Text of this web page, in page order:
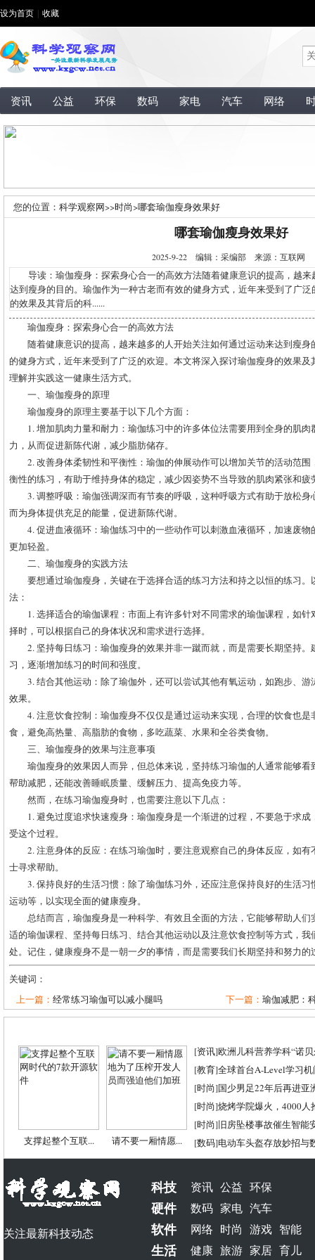
设为首页 收藏
资讯 公益 环保 数码 家电 汽车 网络
您的位置： 科学观察网>>时尚>哪套瑜伽瘦身效果好
哪套瑜伽瘦身效果好
2025-9-22 编辑：采编部 来源：互联网
导读：瑜伽瘦身：探索身心合一的高效方法随着健康意识的提高，越来
达到瘦身的目的。瑜伽作为一种古老而有效的健身方式，近年来受到了广
的效果及其背后的科......
瑜伽瘦身：探索身心合一的高效方法
随着健康意识的提高，越来越多的人开始关注如何通过运动来达到瘦
的健身方式，近年来受到了广泛的欢迎。本文将深入探讨瑜伽瘦身的效果
理解并实践这一健康生活方式。
一、瑜伽瘦身的原理
瑜伽瘦身的原理主要基于以下几个方面：
1. 增加肌肉力量和耐力：瑜伽练习中的许多体位法需要用到全身的肌
力，从而促进新陈代谢，减少脂肪储存。
2. 改善身体柔韧性和平衡性：瑜伽的伸展动作可以增加关节的活动范
衡性的练习，有助于维持身体的稳定，减少因姿势不当导致的肌肉紧张和疲
3. 调整呼吸：瑜伽强调深而有节奏的呼吸，这种呼吸方式有助于放松
而为身体提供充足的能量，促进新陈代谢。
4. 促进血液循环：瑜伽练习中的一些动作可以刺激血液循环，加速废
更加轻盈。
二、瑜伽瘦身的实践方法
要想通过瑜伽瘦身，关键在于选择合适的练习方法和持之以恒的练习
法：
1. 选择适合的瑜伽课程：市面上有许多针对不同需求的瑜伽课程，如
择时，可以根据自己的身体状况和需求进行选择。
2. 坚持每日练习：瑜伽瘦身的效果并非一蹴而就，而是需要长期坚持
习，逐渐增加练习的时间和强度。
3. 结合其他运动：除了瑜伽外，还可以尝试其他有氧运动，如跑步、
效果。
4. 注意饮食控制：瑜伽瘦身不仅仅是通过运动来实现，合理的饮食也
食，避免高热量、高脂肪的食物，多吃蔬菜、水果和全谷类食物。
三、瑜伽瘦身的效果与注意事项
瑜伽瘦身的效果因人而异，但总体来说，坚持练习瑜伽的人通常能够
帮助减肥，还能改善睡眠质量、缓解压力、提高免疫力等。
然而，在练习瑜伽瘦身时，也需要注意以下几点：
1. 避免过度追求快速瘦身：瑜伽瘦身是一个渐进的过程，不要急于求
受这个过程。
2. 注意身体的反应：在练习瑜伽时，要注意观察自己的身体反应，如
士寻求帮助。
3. 保持良好的生活习惯：除了瑜伽练习外，还应注意保持良好的生活
运动等，以实现全面的健康瘦身。
总结而言，瑜伽瘦身是一种科学、有效且全面的方法，它能够帮助人
适的瑜伽课程、坚持每日练习、结合其他运动以及注意饮食控制等方式，
处。记住，健康瘦身不是一朝一夕的事情，而是需要我们长期坚持和努力的
关键词：
上一篇： 经常练习瑜伽可以减小腿吗 下一篇： 瑜伽减肥：
支撑起整个互联... 请不要一厢情愿...
[资讯]欧洲儿科营养学科“诺
[教育]全球首台A-Level学习
[时尚]国少男足22年后再进亚
[时尚]烧烤学院爆火，4000人
[时尚]旧房坠楼事故催生智能
[数码]电动车头盔存放妙招与
关注最新科技动态
科技 资讯 公益 环保
硬件 数码 家电 汽车
软件 网络 时尚 游戏 智能
生活 健康 旅游 家居 育儿